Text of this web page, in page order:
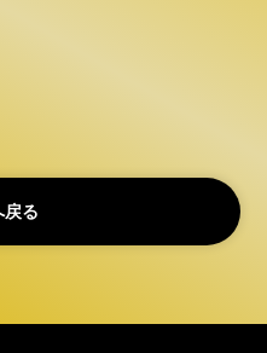
戻る